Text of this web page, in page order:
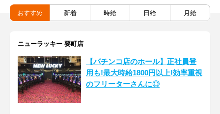
おすすめ 新着 時給 日給 月給
ニューラッキー 要町店
【パチンコ店のホール】正社員登
用も!最大時給1800円以上!効率重視
のフリーターさんに◎